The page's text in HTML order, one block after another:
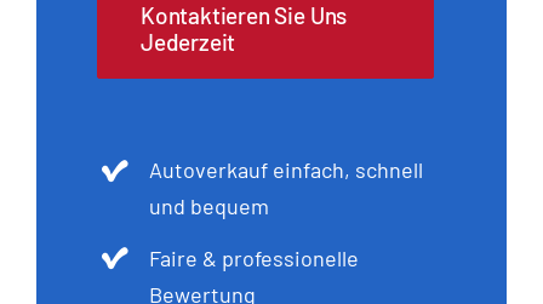
Kontaktieren Sie Uns
Jederzeit
Autoverkauf einfach, schnell
und bequem
Faire & professionelle
Bewertung